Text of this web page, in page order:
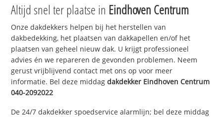
Altijd snel ter plaatse in Eindhoven Centrum
Onze dakdekkers helpen bij het herstellen van
dakbedekking, het plaatsen van dakkapellen en/of het
plaatsen van geheel nieuw dak. U krijgt professioneel
advies én we repareren de gevonden problemen. Neem
gerust vrijblijvend contact met ons op voor meer
informatie. Bel deze middagdakdekker Eindhoven Centrum
040-2092022
De 24/7 dakdekker spoedservice alarmlijn; bel deze middag